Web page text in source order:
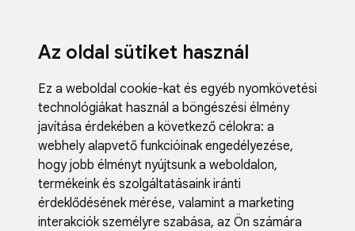
Az oldal sütiket használ
Ez a weboldal cookie-kat és egyéb nyomkövetési
technológiákat használ a böngészési élmény
javítása érdekében a következő célokra: a
webhely alapvető funkcióinak engedélyezése,
hogy jobb élményt nyújtsunk a weboldalon,
termékeink és szolgáltatásaink iránti
érdeklődésének mérése, valamint a marketing
interakciók személyre szabása, az Ön számára